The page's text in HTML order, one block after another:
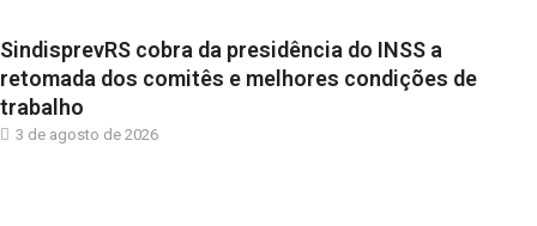
SindisprevRS cobra da presidência do INSS a
retomada dos comitês e melhores condições de
trabalho
3 de agosto de 2026